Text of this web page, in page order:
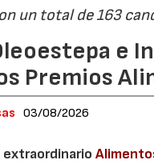
un total de 163
e
Premios
03/08/2026
extraordinario